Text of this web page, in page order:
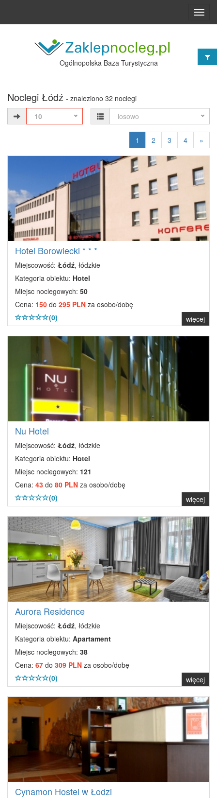
Ogólnopolska Baza Turystyczna
Noclegi Łódź - znaleziono 32 noclegi
10
losowo
1 2 3 4 »
Hotel Borowiecki * * *
Miejscowość: Łódź, łódzkie
Kategoria obiektu: Hotel
Miejsc noclegowych: 50
Cena: 150 do 295 PLN za osobo/dobę
(0)
więcej
Nu Hotel
Miejscowość: Łódź, łódzkie
Kategoria obiektu: Hotel
Miejsc noclegowych: 121
Cena: 43 do 80 PLN za osobo/dobę
(0)
więcej
Aurora Residence
Miejscowość: Łódź, łódzkie
Kategoria obiektu: Apartament
Miejsc noclegowych: 38
Cena: 67 do 309 PLN za osobo/dobę
(0)
więcej
Cynamon Hostel w Łodzi